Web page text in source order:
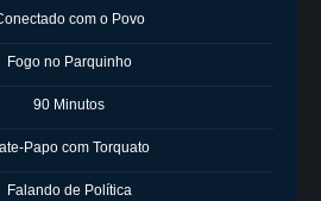
com o Povo
Fogo no Parquinho
90 Minutos
Papo com Torquato
Falando de Política